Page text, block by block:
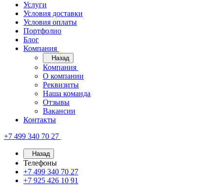
Услуги
Условия доставки
Условия оплаты
Портфолио
Блог
Компания
Назад
Компания
О компании
Реквизиты
Наша команда
Отзывы
Вакансии
Контакты
+7 499 340 70 27
Назад
Телефоны
+7 499 340 70 27
+7 925 426 10 91